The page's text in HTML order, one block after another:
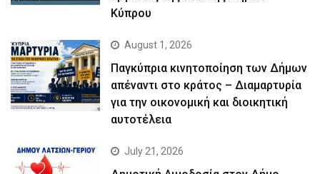
Κύπρου
August 1, 2026
Παγκύπρια κινητοποίηση των Δήμων
απέναντι στο κράτος – Διαμαρτυρία
για την οικονομική και διοικητική
αυτοτέλεια
July 21, 2026